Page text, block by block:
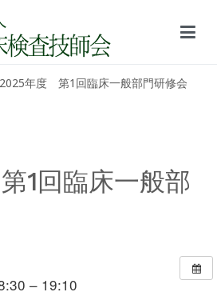
2025年度 第1回臨床一般部門研修会
1回臨床一般部
– 19:10